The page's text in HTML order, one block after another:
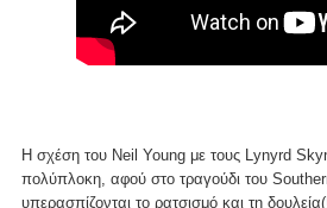
Η σχέση του Neil Young με τους Lynyrd
πολύπλοκη, αφού στο τραγούδι του
υπερασπίζονται το ρατσισμό και τη